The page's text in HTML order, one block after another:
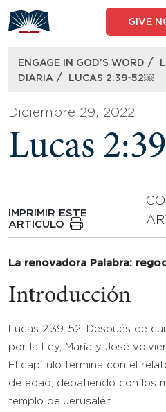
to
content
GIVE
ENGAGE IN GOD’S WORD /
DIARIA / LUCAS 2:39-52￼
Diciembre 29, 2022
Lucas
IMPRIMIR ESTE
ARTICULO
La renovadora Palabra:
Introducción
Lucas 2:39-52: Después de
por la Ley, María y José
El capítulo termina con el
de edad, debatiendo con los
templo de Jerusalén.